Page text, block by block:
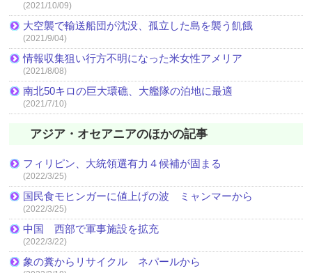
(2021/10/09)
大空襲で輸送船団が沈没、孤立した島を襲う飢餓
(2021/9/04)
情報収集狙い行方不明になった米女性アメリア
(2021/8/08)
南北50キロの巨大環礁、大艦隊の泊地に最適
(2021/7/10)
アジア・オセアニアのほかの記事
フィリピン、大統領選有力４候補が固まる
(2022/3/25)
国民食モヒンガーに値上げの波 ミャンマーから
(2022/3/25)
中国 西部で軍事施設を拡充
(2022/3/22)
象の糞からリサイクル ネパールから